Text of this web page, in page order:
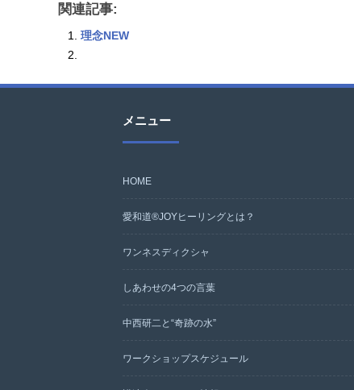
関連記事:
理念NEW
メニュー
HOME
愛和道®JOYヒーリングとは？
ワンネスディクシャ
しあわせの4つの言葉
中西研二と“奇跡の水”
ワークショップスケジュール